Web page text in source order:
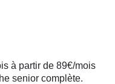
à partir de 89€/mois
senior complète.